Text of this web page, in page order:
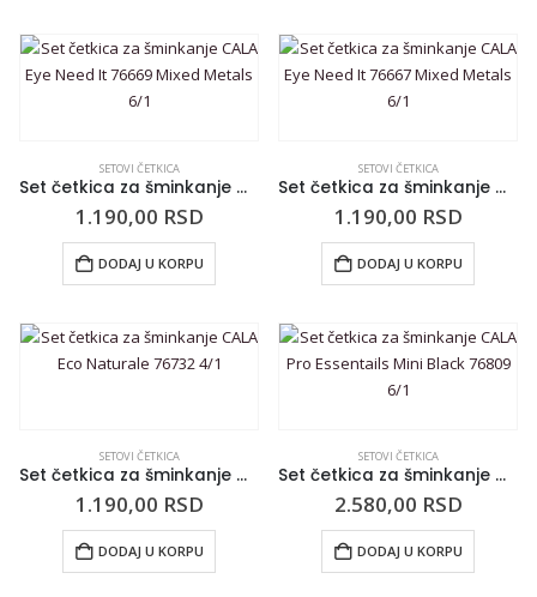
SETOVI ČETKICA
Set četkica za šminkanje CALA Eye Need It 76669 Mixed Metals 6/1
1.190,00 RSD
DODAJ U KORPU
SETOVI ČETKICA
Set četkica za šminkanje CALA Eye Need It 76667 Mixed Metals 6/1
1.190,00 RSD
DODAJ U KORPU
SETOVI ČETKICA
Set četkica za šminkanje CALA Eco Naturale 76732 4/1
1.190,00 RSD
DODAJ U KORPU
SETOVI ČETKICA
Set četkica za šminkanje CALA Pro Essentails Mini Black 76809 6/1
2.580,00 RSD
DODAJ U KORPU